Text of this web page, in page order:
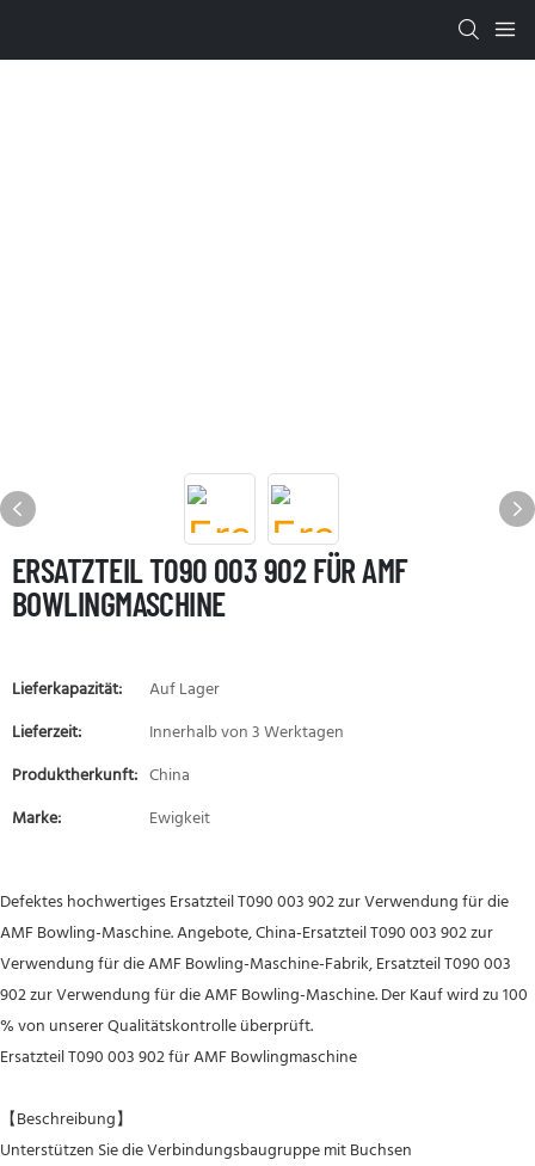
ERSATZTEIL T090 003 902 FÜR AMF
BOWLINGMASCHINE
Lieferkapazität:
Auf Lager
Lieferzeit:
Innerhalb von 3 Werktagen
Produktherkunft: China
Marke:
Ewigkeit
Defektes hochwertiges Ersatzteil T090 003 902 zur Verwendung für die
AMF Bowling-Maschine. Angebote, China-Ersatzteil T090 003 902 zur
Verwendung für die AMF Bowling-Maschine-Fabrik, Ersatzteil T090 003
902 zur Verwendung für die AMF Bowling-Maschine. Der Kauf wird zu 100
% von unserer Qualitätskontrolle überprüft.
Ersatzteil T090 003 902 für AMF Bowlingmaschine
【Beschreibung】
Unterstützen Sie die Verbindungsbaugruppe mit Buchsen